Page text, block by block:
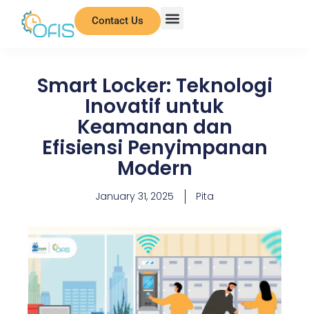
Contact Us
Smart Locker: Teknologi
Inovatif untuk
Keamanan dan
Efisiensi Penyimpanan
Modern
January 31, 2025 Pita